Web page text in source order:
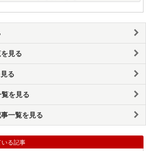
見る
る
を見る
一覧を見る
いる記事